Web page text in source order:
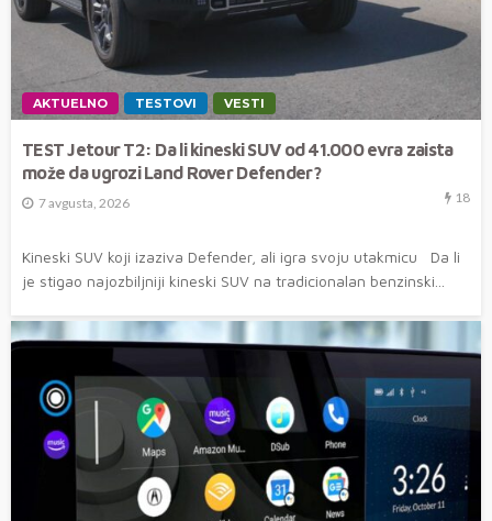
AKTUELNO TESTOVI VESTI
TEST Jetour T2: Da li kineski SUV od 41.000 evra zaista
može da ugrozi Land Rover Defender?
7 avgusta, 2026 18
Kineski SUV koji izaziva Defender, ali igra svoju utakmicu Da li
je stigao najozbiljniji kineski SUV na tradicionalan benzinski...